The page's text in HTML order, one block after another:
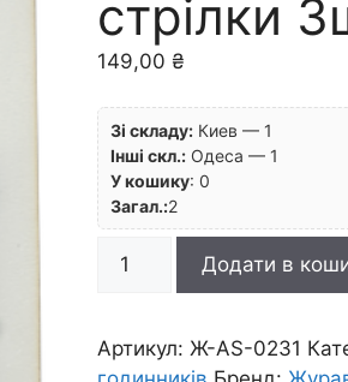
стрілки
149,00 ₴
Зі складу: Киев — 1
Інші скл.:Одеса — 1
У кошику: 0
Загал.:2
Годинниковий
МДФ
(довж.осі
Додати в
Артикул: Ж-AS-0231